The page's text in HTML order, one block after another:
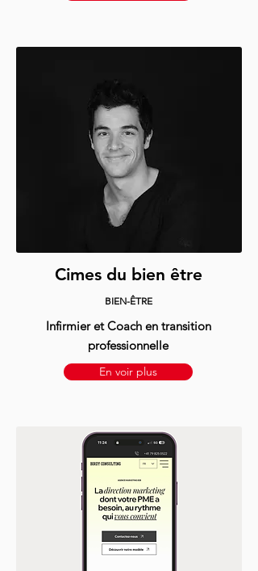
Cimes du bien être
BIEN-ÊTRE
Infirmier et Coach en transition
professionnelle
En voir plus